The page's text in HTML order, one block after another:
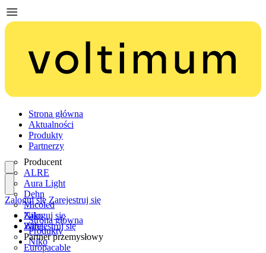
Strona główna
Aktualności
Produkty
Partnerzy
Producent
ALRE
Aura Light
Dehn
Micoled
Niko
Wiha
Partner przemysłowy
Europacable
Zaloguj się
Zarejestruj się
Zaloguj się Zarejestruj się
Strona główna
Produkty
Niko